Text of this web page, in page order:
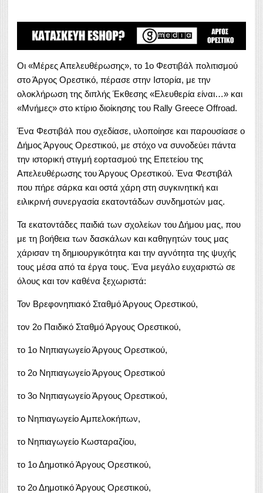
Οι «Μέρες Απελευθέρωσης», το 1ο Φεστιβάλ πολιτισμού
στο Άργος Ορεστικό, πέρασε στην Ιστορία, με την
ολοκλήρωση της διπλής Έκθεσης «Ελευθερία είναι…» και
«Μνήμες» στο κτίριο διοίκησης του Rally Greece Offroad.
Ένα Φεστιβάλ που σχεδίασε, υλοποίησε και παρουσίασε ο
Δήμος Άργους Ορεστικού, με στόχο να συνοδεύει πάντα
την ιστορική στιγμή εορτασμού της Επετείου της
Απελευθέρωσης του Άργους Ορεστικού. Ένα Φεστιβάλ
που πήρε σάρκα και οστά χάρη στη συγκινητική και
ειλικρινή συνεργασία εκατοντάδων συνδημοτών μας.
Τα εκατοντάδες παιδιά των σχολείων του Δήμου μας, που
με τη βοήθεια των δασκάλων και καθηγητών τους μας
χάρισαν τη δημιουργικότητα και την αγνότητα της ψυχής
τους μέσα από τα έργα τους. Ένα μεγάλο ευχαριστώ σε
όλους και τον καθένα ξεχωριστά:
Τον Βρεφονηπιακό Σταθμό Άργους Ορεστικού,
τον 2ο Παιδικό Σταθμό Άργους Ορεστικού,
το 1ο Νηπιαγωγείο Άργους Ορεστικού,
το 2ο Νηπιαγωγείο Άργους Ορεστικού
το 3ο Νηπιαγωγείο Άργους Ορεστικού,
το Νηπιαγωγείο Αμπελοκήπων,
το Νηπιαγωγείο Κωσταραζίου,
το 1ο Δημοτικό Άργους Ορεστικού,
το 2ο Δημοτικό Άργους Ορεστικού,